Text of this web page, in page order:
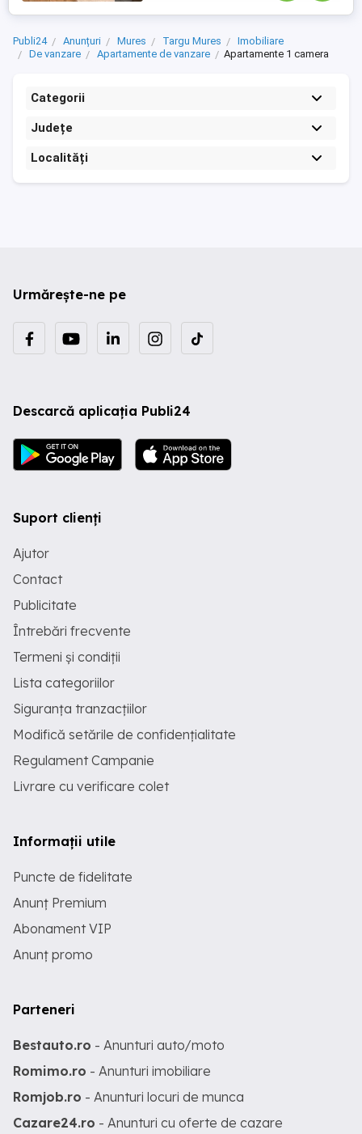
Publi24 Anunțuri Mures Targu Mures
Imobiliare
De vanzare
Apartamente de vanzare Apartamente 1 camera
Categorii
Județe
Localități
Urmărește-ne pe
Descarcă aplicația Publi24
Suport clienți
Ajutor
Contact
Publicitate
Întrebări frecvente
Termeni și condiții
Lista categoriilor
Siguranța tranzacțiilor
Modifică setările de confidențialitate
Regulament Campanie
Livrare cu verificare colet
Informații utile
Puncte de fidelitate
Anunț Premium
Abonament VIP
Anunț promo
Parteneri
Bestauto.ro - Anunturi auto/moto
Romimo.ro - Anunturi imobiliare
Romjob.ro - Anunturi locuri de munca
Cazare24.ro - Anunturi cu oferte de cazare